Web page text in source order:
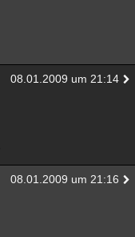
08.01.2009 um 21:14
08.01.2009 um 21:16